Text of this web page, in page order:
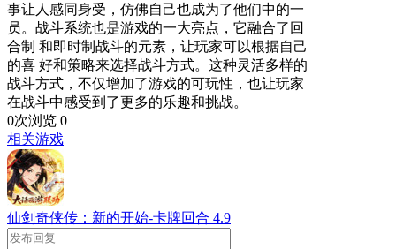
事让人感同身受，仿佛自己也成为了他们中的一
员。战斗系统也是游戏的一大亮点，它融合了回
合制 和即时制战斗的元素，让玩家可以根据自己
的喜 好和策略来选择战斗方式。这种灵活多样的
战斗方式，不仅增加了游戏的可玩性，也让玩家
在战斗中感受到了更多的乐趣和挑战。
0次浏览 0
相关游戏
仙剑奇侠传：新的开始-卡牌回合 4.9